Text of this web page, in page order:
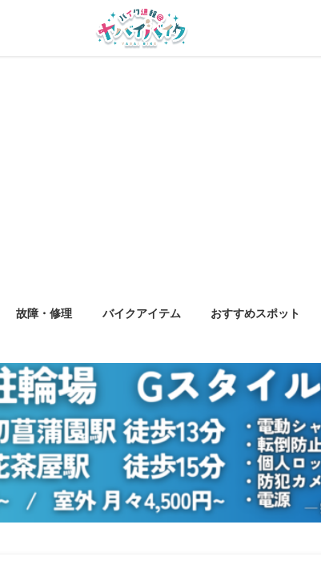
故障・修理 バイクアイテム おすすめスポット